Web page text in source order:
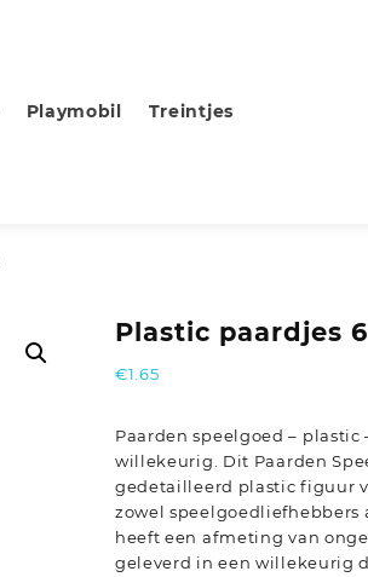
Playmobil Treintjes
Plastic paardjes
€1.65
Paarden speelgoed – plastic
willekeurig. Dit Paarden
gedetailleerd plastic figuur
zowel speelgoedliefhebbers
heeft een afmeting van
geleverd in een willekeurig